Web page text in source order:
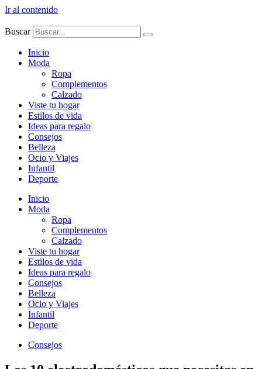
Ir al contenido
Buscar
Inicio
Moda
Ropa
Complementos
Calzado
Viste tu hogar
Estilos de vida
Ideas para regalo
Consejos
Belleza
Ocio y Viajes
Infantil
Deporte
Inicio
Moda
Ropa
Complementos
Calzado
Viste tu hogar
Estilos de vida
Ideas para regalo
Consejos
Belleza
Ocio y Viajes
Infantil
Deporte
Consejos